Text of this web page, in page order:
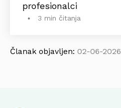
profesionalci
3 min čitanja
Članak objavljen: 02-06-2026